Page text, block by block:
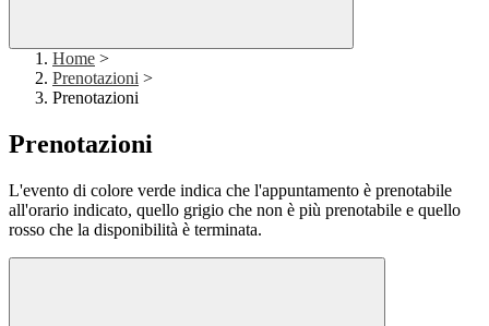
Home >
Prenotazioni >
Prenotazioni
Prenotazioni
L'evento di colore verde indica che l'appuntamento è prenotabile
all'orario indicato, quello grigio che non è più prenotabile e quello
rosso che la disponibilità è terminata.